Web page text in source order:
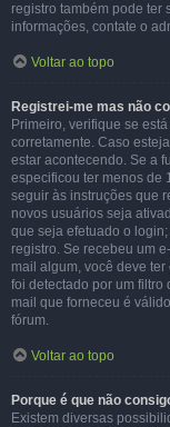
registro também pode ter
informações, contate o
Voltar ao topo
Registrei-me mas não
Primeiro, verifique se
corretamente. Caso
estar acontecendo. Se a
especificou ter menos de
seguir às instruções que
novos usuários seja
que seja efetuado o
registro. Se recebeu um
mail algum, você deve
foi detectado por um filtro
mail que forneceu é
fórum.
Voltar ao topo
Porque é que não
Existem diversas